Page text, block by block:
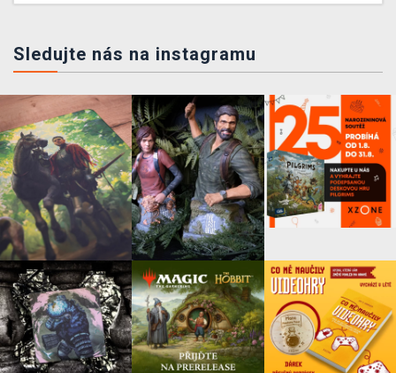
Sledujte nás na instagramu